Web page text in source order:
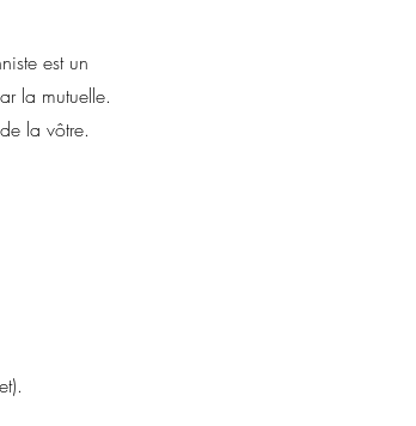
est un
la mutuelle.
la vôtre.